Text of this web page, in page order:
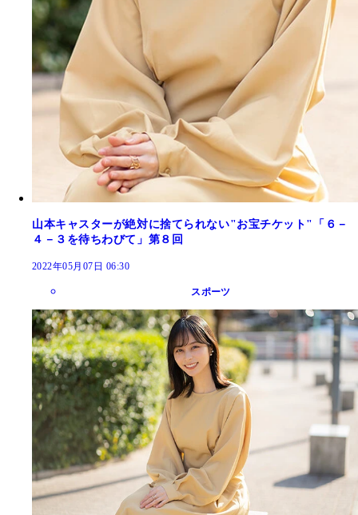
山本キャスターが絶対に捨てられない"お宝チケット"「６－
４－３を待ちわびて」第８回
2022年05月07日 06:30
スポーツ